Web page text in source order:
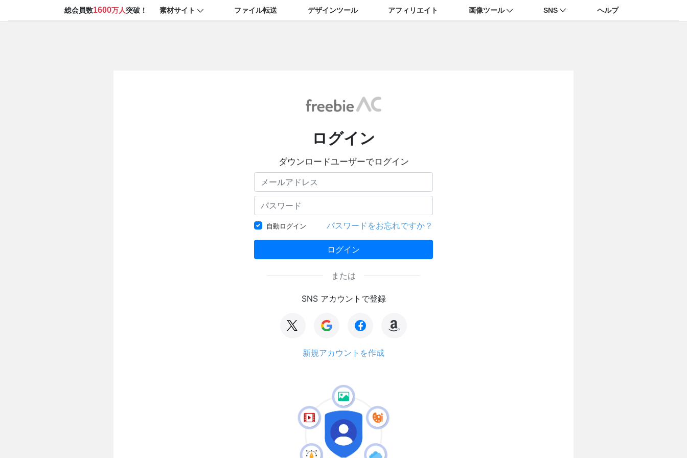
総会員数1600万人突破！ 素材サイト ファイル転送 デザインツール アフィリエイト 画像ツール SNS ヘルプ
ログイン
ダウンロードユーザーでログイン
自動ログイン パスワードをお忘れですか？
ログイン
または
SNS アカウントで登録
新規アカウントを作成